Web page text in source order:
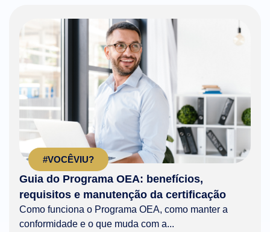
#VOCÊVIU?
Guia do Programa OEA: benefícios,
requisitos e manutenção da certificação
Como funciona o Programa OEA, como manter a
conformidade e o que muda com a...